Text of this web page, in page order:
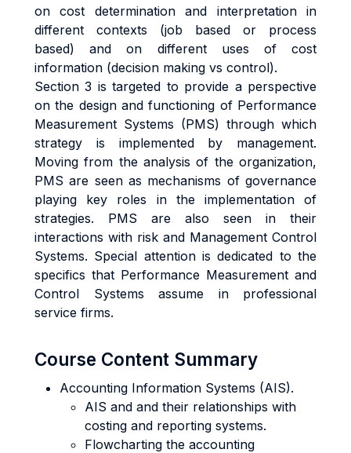
on cost determination and interpretation in
different contexts (job based or process
based) and on different uses of cost
information (decision making vs control).
Section 3 is targeted to provide a perspective
on the design and functioning of Performance
Measurement Systems (PMS) through which
strategy is implemented by management.
Moving from the analysis of the organization,
PMS are seen as mechanisms of governance
playing key roles in the implementation of
strategies. PMS are also seen in their
interactions with risk and Management Control
Systems. Special attention is dedicated to the
specifics that Performance Measurement and
Control Systems assume in professional
service firms.
Course Content Summary
Accounting Information Systems (AIS).
AIS and and their relationships with
costing and reporting systems.
Flowcharting the accounting